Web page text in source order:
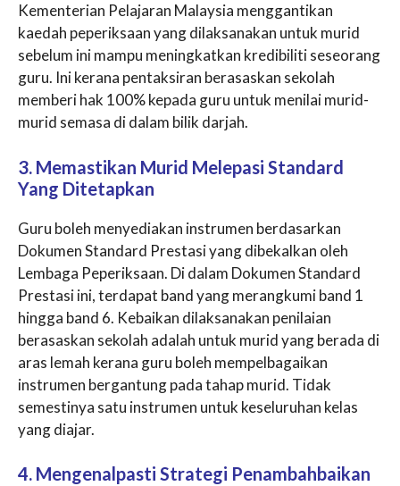
Kementerian Pelajaran Malaysia menggantikan
kaedah peperiksaan yang dilaksanakan untuk murid
sebelum ini mampu meningkatkan kredibiliti seseorang
guru. Ini kerana pentaksiran berasaskan sekolah
memberi hak 100% kepada guru untuk menilai murid-
murid semasa di dalam bilik darjah.
3. Memastikan Murid Melepasi Standard
Yang Ditetapkan
Guru boleh menyediakan instrumen berdasarkan
Dokumen Standard Prestasi yang dibekalkan oleh
Lembaga Peperiksaan. Di dalam Dokumen Standard
Prestasi ini, terdapat band yang merangkumi band 1
hingga band 6. Kebaikan dilaksanakan penilaian
berasaskan sekolah adalah untuk murid yang berada di
aras lemah kerana guru boleh mempelbagaikan
instrumen bergantung pada tahap murid. Tidak
semestinya satu instrumen untuk keseluruhan kelas
yang diajar.
4. Mengenalpasti Strategi Penambahbaikan